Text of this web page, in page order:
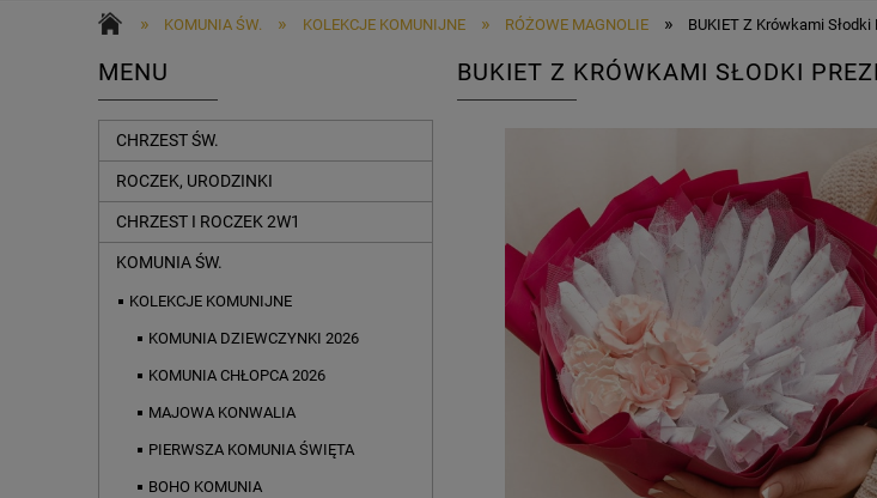
» KOMUNIA ŚW. » KOLEKCJE KOMUNIJNE » RÓŻOWE MAGNOLIE » BUKIET Z Krówkami
MENU
CHRZEST ŚW.
ROCZEK, URODZINKI
CHRZEST I ROCZEK 2W1
KOMUNIA ŚW.
KOLEKCJE KOMUNIJNE
KOMUNIA DZIEWCZYNKI 2026
KOMUNIA CHŁOPCA 2026
MAJOWA KONWALIA
PIERWSZA KOMUNIA ŚWIĘTA
BOHO KOMUNIA
BUKIET Z KRÓWKAMI SŁODKI